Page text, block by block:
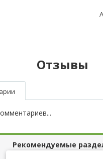
Отзывы
Рекомендуемые